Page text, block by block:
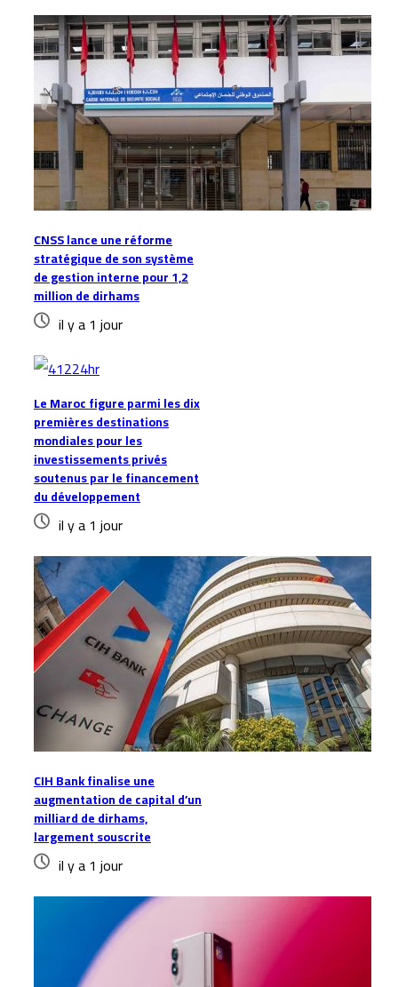
CNSS lance une réforme
stratégique de son système
de gestion interne pour 1,2
million de dirhams
il y a 1 jour
Le Maroc figure parmi les dix
premières destinations
mondiales pour les
investissements privés
soutenus par le financement
du développement
il y a 1 jour
CIH Bank finalise une
augmentation de capital d’un
milliard de dirhams,
largement souscrite
il y a 1 jour